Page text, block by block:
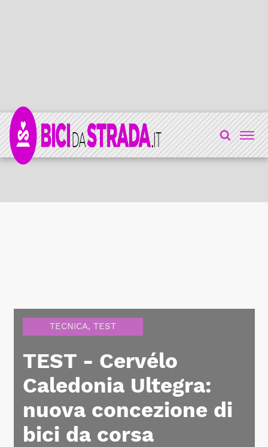
TECNICA, TEST
TEST - Cervélo
Caledonia Ultegra:
nuova concezione di
bici da corsa